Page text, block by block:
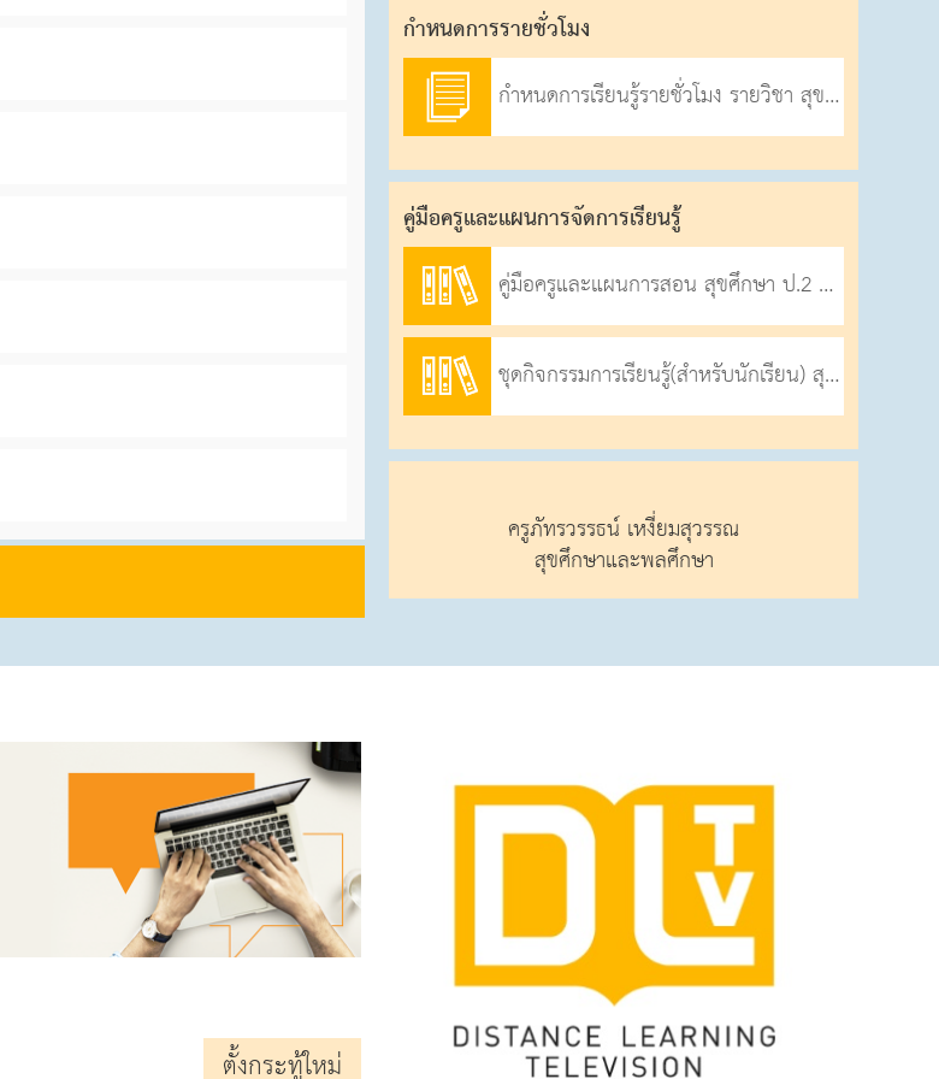
กําหนดการรายชั่วโมง
กำหนดการเรียนรู้รายชั่วโมง รายวิชา สุขศึกษาและพลศึกษา ชั้นประถมศึกษาปีที่ 2 ภาคเรียนที่ 1 ปีการศึกษา 2569
คู่มือครูและแผนการจัดการเรียนรู้
คู่มือครูและแผนการสอน สุขศึกษา ป.2 ภาคเรียนที่ 1-2569
ชุดกิจกรรมการเรียนรู้(สำหรับนักเรียน) สุขศึกษา ป.2
ครูภัทรวรรธน์ เหงี่ยมสุวรรณ
สุขศึกษาและพลศึกษา
ตั้งกระทู้ใหม่